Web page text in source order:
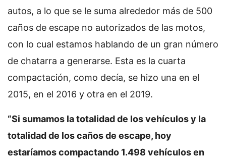
autos, a lo que se le suma alrededor más de 500
caños de escape no autorizados de las motos,
con lo cual estamos hablando de un gran número
de chatarra a generarse. Esta es la cuarta
compactación, como decía, se hizo una en el
2015, en el 2016 y otra en el 2019.
“Si sumamos la totalidad de los vehículos y la
totalidad de los caños de escape, hoy
estaríamos compactando 1.498 vehículos en